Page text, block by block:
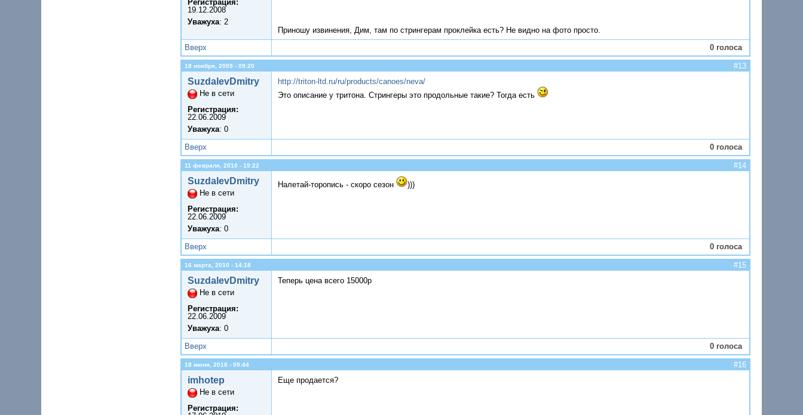
Регистрация:
19.12.2008
Уважуха: 2
Приношу извинения, Дим, там по стрингерам проклейка есть? Не видно на фото просто.
Вверх
0 голоса
18 ноября, 2009 - 09:20 #13
SuzdalevDmitry
Не в сети
Регистрация:
22.06.2009
Уважуха: 0
http://triton-ltd.ru/ru/products/canoes/neva/
Это описание у тритона. Стрингеры это продольные такие? Тогда есть
Вверх 0 голоса
11 февраля, 2010 - 19:22 #14
SuzdalevDmitry
Не в сети
Регистрация:
22.06.2009
Уважуха: 0
Налетай-торопись - скоро сезон )))
Вверх 0 голоса
16 марта, 2010 - 14:18 #15
SuzdalevDmitry
Не в сети
Регистрация:
22.06.2009
Уважуха: 0
Теперь цена всего 15000р
Вверх 0 голоса
18 июня, 2010 - 09:44 #16
imhotep
Не в сети
Регистрация:
Еще продается?